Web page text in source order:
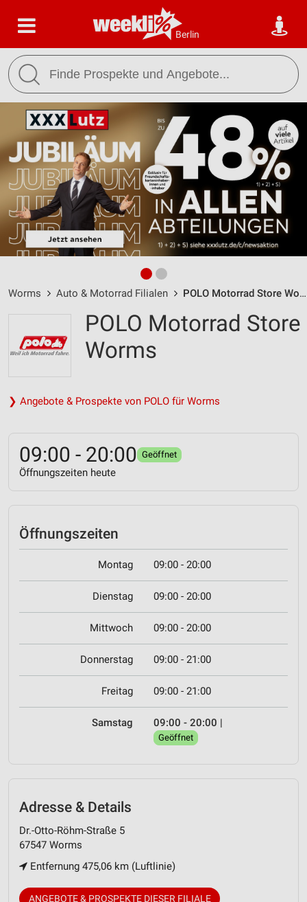
Berlin
Worms Auto & Motorrad Filialen POLO Motorrad Store Worms / Dr.-Otto-Röhm-Straße 5 - Öffnungszeiten & Adresse
POLO Motorrad Store
Worms
❯ Angebote & Prospekte von POLO für Worms
09:00 - 20:00 Geöffnet
Öffnungszeiten heute
Öffnungszeiten
Montag 09:00 - 20:00
Dienstag 09:00 - 20:00
Mittwoch 09:00 - 20:00
Donnerstag 09:00 - 21:00
Freitag 09:00 - 21:00
Samstag 09:00 - 20:00 |
Geöffnet
Adresse & Details
Dr.-Otto-Röhm-Straße 5
67547 Worms
Entfernung 475,06 km (Luftlinie)
ANGEBOTE & PROSPEKTE DIESER FILIALE